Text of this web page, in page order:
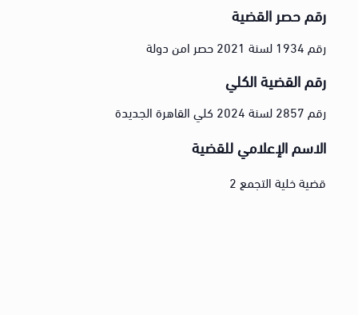
رقم حصر القضية
رقم 1934 لسنة 2021 حصر امن دولة
رقم القضية الكلي
رقم 2857 لسنة 2024 كلي القاهرة الجديدة
الاسم الإعلامي للقضية
قضية خلية التجمع 2